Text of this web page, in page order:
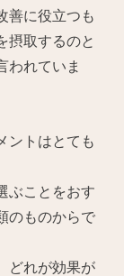
善に役立つも
摂取するのと
われていま
ントはとても
ぶことをおす
のものからで
どれが効果が